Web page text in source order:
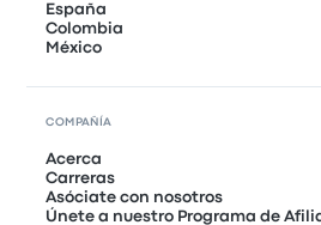
España
Colombia
México
COMPAÑÍA
Acerca
Carreras
Asóciate con nosotros
Únete a nuestro Programa de